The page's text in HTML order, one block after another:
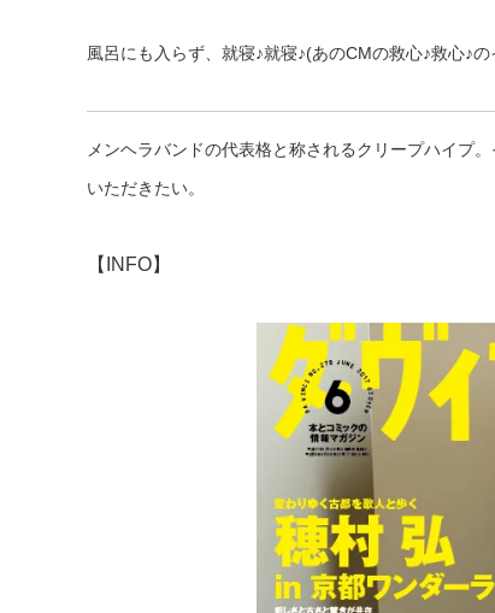
風呂にも入らず、就寝♪就寝♪(あのCMの救心♪救心♪
メンヘラバンドの代表格と称されるクリープハイプ
いただきたい。
【INFO】